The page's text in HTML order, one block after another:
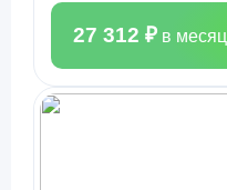
27 312 ₽ в месяц